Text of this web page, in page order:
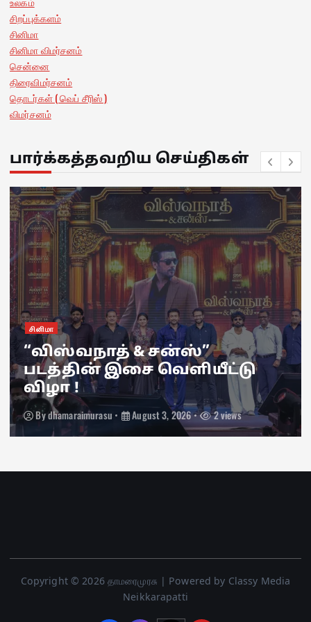
சிறப்புக்களம்
சினிமா
சினிமா விமர்சனம்
சென்னை
திரைவிமர்சனம்
தொடர்கள் ( வெப் சீரிஸ் )
விமர்சனம்
பார்க்கத்தவறிய செய்திகள்
சினிமா
“விஸ்வநாத் & சன்ஸ்”
படத்தின் இசை வெளியீட்டு
விழா !
Bydhamaraimurasu August 3, 2026 2 views
Copyright © 2026 தாமரைமுரசு | Powered by Classy Media
Neikkarapatti